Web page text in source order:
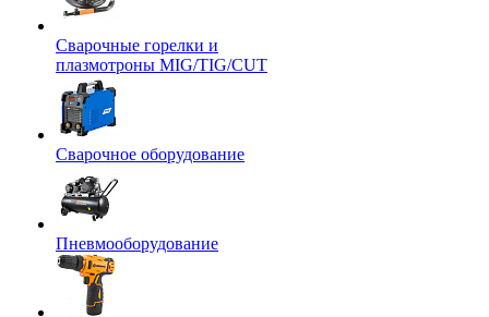
Сварочные горелки и
плазмотроны MIG/TIG/CUT
Сварочное оборудование
Пневмооборудование